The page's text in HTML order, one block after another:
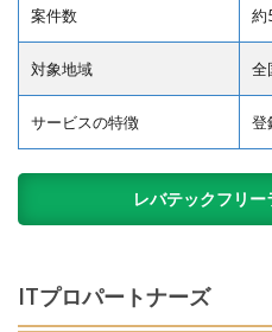
案件数 約
対象地域 全
サービスの特徴 登
レバテックフリ
ITプロパートナーズ